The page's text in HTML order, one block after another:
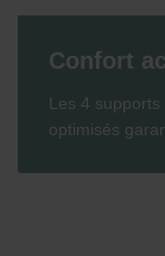
Confort
Les 4
optimisés